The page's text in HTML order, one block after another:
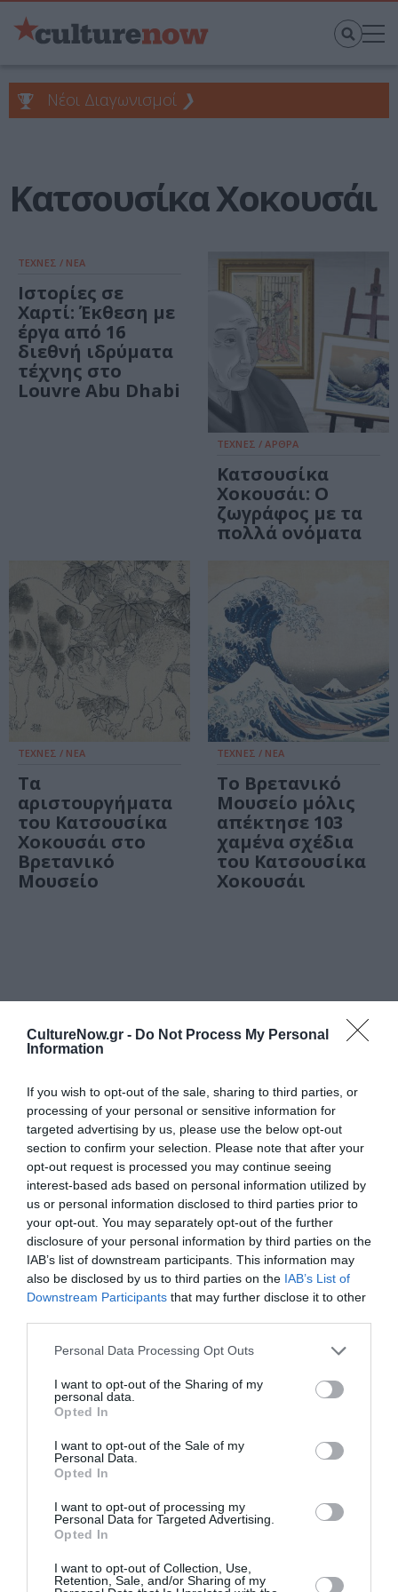
CultureNow.gr - Do Not Process My Personal
Information
If you wish to opt-out of the sale, sharing to third parties, or
processing of your personal or sensitive information for
targeted advertising by us, please use the below opt-out
section to confirm your selection. Please note that after your
opt-out request is processed you may continue seeing
interest-based ads based on personal information utilized by
us or personal information disclosed to third parties prior to
your opt-out. You may separately opt-out of the further
disclosure of your personal information by third parties on the
IAB’s list of downstream participants. This information may
also be disclosed by us to third parties on the IAB’s List of
Downstream Participants that may further disclose it to other
Personal Data Processing Opt Outs
I want to opt-out of the Sharing of my
personal data.
Opted In
I want to opt-out of the Sale of my
Personal Data.
Opted In
I want to opt-out of processing my
Personal Data for Targeted Advertising.
Opted In
I want to opt-out of Collection, Use,
Retention, Sale, and/or Sharing of my
Νέοι Διαγωνισμοί ❯
Κατσουσίκα Χοκουσάι
ΤΕΧΝΕΣ / ΝΕΑ
Ιστορίες σε
Χαρτί: Έκθεση με
έργα από 16
διεθνή ιδρύματα
τέχνης στο
Louvre Abu Dhabi
ΤΕΧΝΕΣ / ΑΡΘΡΑ
Κατσουσίκα
Χοκουσάι: Ο
ζωγράφος με τα
πολλά ονόματα
ΤΕΧΝΕΣ / ΝΕΑ
Τα
αριστουργήματα
του Κατσουσίκα
Χοκουσάι στο
Βρετανικό
Μουσείο
ΤΕΧΝΕΣ / ΝΕΑ
Tο Βρετανικό
Μουσείο μόλις
απέκτησε 103
χαμένα σχέδια
του Κατσουσίκα
Χοκουσάι
Τελευταία
νέα
ΘΕΑΤΡΟ - ΧΟΡΟΣ /
ΝΕΑ
05.08.2026 | 20.02
Άλκηστις,
του
Ευριπίδη σε
σκηνοθεσία
Δημήτρη
Καραντζά
Αισχύλεια
2026
ΦΕΣΤΙΒΑΛ / ΝΕΑ
05.08.2026 | 19.04
Φεστιβάλ
Αθηνών
Επιδαύρου
2026: Ένας
προορισμός –
που δεν πρέπει
να χάσετε